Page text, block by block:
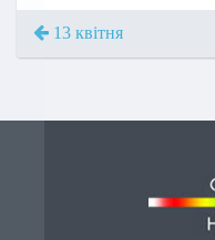
13 квітня